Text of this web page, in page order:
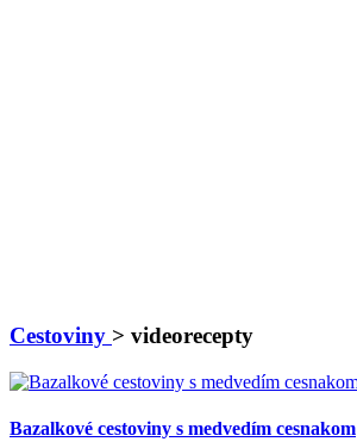
Cestoviny > videorecepty
Bazalkové cestoviny s medvedím cesnakom